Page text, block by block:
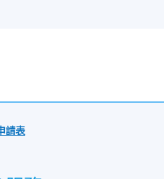
請表